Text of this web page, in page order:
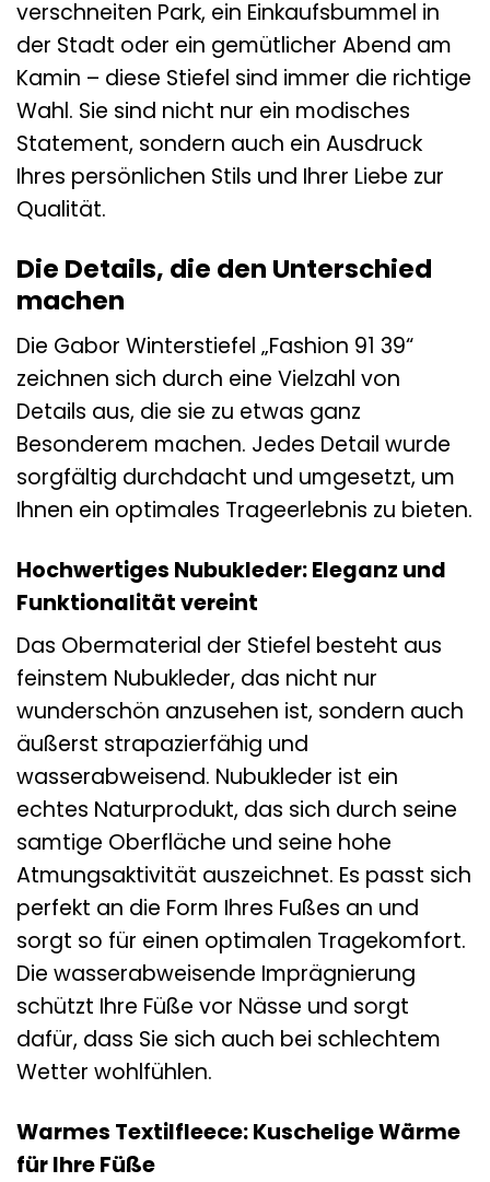
verschneiten Park, ein Einkaufsbummel in
der Stadt oder ein gemütlicher Abend am
Kamin – diese Stiefel sind immer die richtige
Wahl. Sie sind nicht nur ein modisches
Statement, sondern auch ein Ausdruck
Ihres persönlichen Stils und Ihrer Liebe zur
Qualität.
Die Details, die den Unterschied
machen
Die Gabor Winterstiefel „Fashion 91 39“
zeichnen sich durch eine Vielzahl von
Details aus, die sie zu etwas ganz
Besonderem machen. Jedes Detail wurde
sorgfältig durchdacht und umgesetzt, um
Ihnen ein optimales Trageerlebnis zu bieten.
Hochwertiges Nubukleder: Eleganz und
Funktionalität vereint
Das Obermaterial der Stiefel besteht aus
feinstem Nubukleder, das nicht nur
wunderschön anzusehen ist, sondern auch
äußerst strapazierfähig und
wasserabweisend. Nubukleder ist ein
echtes Naturprodukt, das sich durch seine
samtige Oberfläche und seine hohe
Atmungsaktivität auszeichnet. Es passt sich
perfekt an die Form Ihres Fußes an und
sorgt so für einen optimalen Tragekomfort.
Die wasserabweisende Imprägnierung
schützt Ihre Füße vor Nässe und sorgt
dafür, dass Sie sich auch bei schlechtem
Wetter wohlfühlen.
Warmes Textilfleece: Kuschelige Wärme
für Ihre Füße